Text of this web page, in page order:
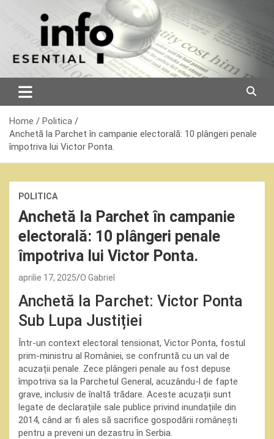
Home
Politica
Anchetă la Parchet în campanie electorală: 10 plângeri penale
împotriva lui Victor Ponta.
POLITICA
Anchetă la Parchet în campanie
electorală: 10 plângeri penale
împotriva lui Victor Ponta.
aprilie 17, 2025 O Gabriel
Anchetă la Parchet: Victor Ponta
Sub Lupa Justiției
Într-un context electoral tensionat, Victor Ponta, fostul
prim-ministru al României, se confruntă cu un val de
acuzații penale. Zece plângeri penale au fost depuse
împotriva sa la Parchetul General, acuzându-l de fapte
grave, inclusiv de înaltă trădare. Aceste acuzații sunt
legate de declarațiile sale publice privind inundațiile din
2014, când ar fi ales să sacrifice gospodării românești
pentru a preveni un dezastru în Serbia.